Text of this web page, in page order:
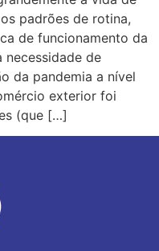
padrões de rotina,
de funcionamento da
necessidade de
da pandemia a nível
exterior foi
(que […]